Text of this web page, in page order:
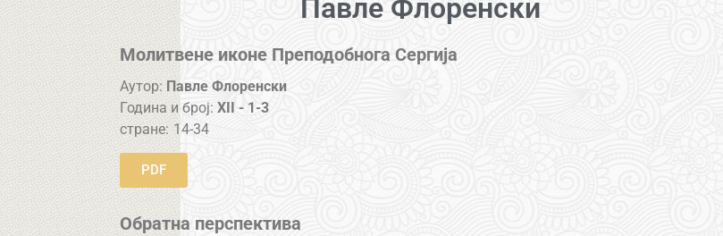
Павле Флоренски
Молитвене иконе Преподобнога Сергија
Аутор: Павле Флоренски
Година и број:XII - 1-3
стране: 14-34
PDF
Обратна перспектива